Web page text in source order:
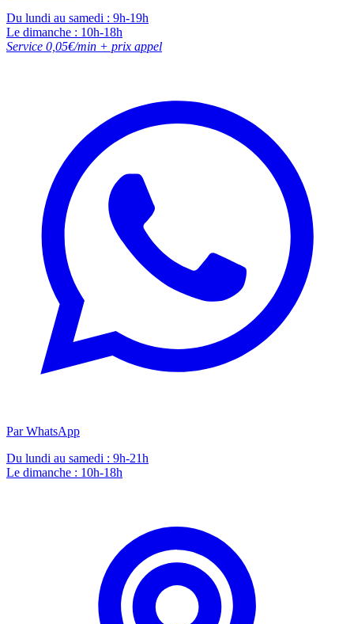
Du lundi au samedi : 9h-19h
Le dimanche : 10h-18h
Service 0,05€/min + prix appel
Par WhatsApp
Du lundi au samedi : 9h-21h
Le dimanche : 10h-18h